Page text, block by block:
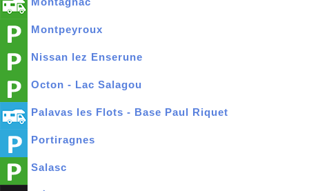
Montpeyroux
Nissan lez Enserune
Octon - Lac Salagou
Palavas les Flots - Base Paul Riquet
Portiragnes
Salasc